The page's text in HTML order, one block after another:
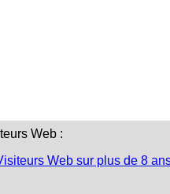
Web :
Web sur plus de 8